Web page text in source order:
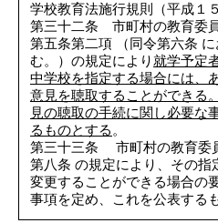
学校教育法施行規則（平成１
第三十二条 市町村の教育委
第五条第二項 （同令第六条
む。）の規定により就学予定
中学校を指定する場合には、
意見を聴取することができる
見の聴取の手続に関し必要な
るものとする 。
第三十三条 市町村の教育委
第八条 の規定により、その指
変更することができる場合の
事項を定め、これを公表する